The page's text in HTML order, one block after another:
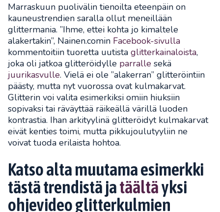
Marraskuun puolivälin tienoilta eteenpäin on
kauneustrendien saralla ollut meneillään
glittermania. ”Ihme, ettei kohta jo kimaltele
alakertakin”, Nainen.comin Facebook-sivulla
kommentoitiin tuoretta uutista glitterkainaloista,
joka oli jatkoa glitteröidylle parralle sekä
juurikasvulle. Vielä ei ole ”alakerran” glitteröintiin
päästy, mutta nyt vuorossa ovat kulmakarvat.
Glitterin voi valita esimerkiksi omiin hiuksiin
sopivaksi tai räväyttää räikeällä värillä luoden
kontrastia. Ihan arkityylinä glitteröidyt kulmakarvat
eivät kenties toimi, mutta pikkujoulutyyliin ne
voivat tuoda erilaista hohtoa.
Katso alta muutama esimerkki
tästä trendistä jatäältäyksi
ohjevideo glitterkulmien